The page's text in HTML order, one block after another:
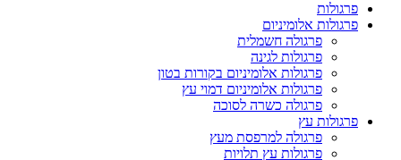
פרגולות
פרגולות אלומיניום
פרגולה חשמלית
פרגולות לגינה
פרגולות אלומיניום בקורות בטון
פרגולות אלומיניום דמוי עץ
פרגולה כשרה לסוכה
פרגולות עץ
פרגולה למרפסת מעץ
פרגולות עץ תלויות